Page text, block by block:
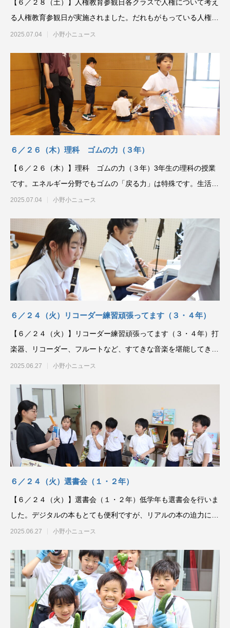
【６／２８（土）】人権教育参観日各クラスで人権について考え
る人権教育参観日が実施されました。だれもがもっている人権を
どのように守り合って
2025.07.04 小野小ニュース
６／２６（木）理科 ゴムの力（３年）
【６／２６（木）】理科 ゴムの力（３年）3年生の理科の授業
です。エネルギー分野でもゴムの「戻る力」は特殊です。生活経
験と実験の結果をマッ
2025.07.04 小野小ニュース
６／２４（火）リコーダー練習頑張ってます（３・４年）
【６／２４（火）】リコーダー練習頑張ってます（３・４年）打
楽器、リコーダー、フルートなど、すてきな音楽を堪能してきま
した。今度は自分で演
2025.06.27 小野小ニュース
６／２４（火）選書会（１・２年）
【６／２４（火）】選書会（１・２年）低学年も選書会を行いま
した。デジタルの本もとても便利ですが、リアルの本の迫力には
まだかなわないでしょ
2025.06.27 小野小ニュース